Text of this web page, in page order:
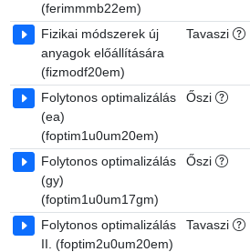
(ferimmmb22em)
Fizikai módszerek új
anyagok előállítására
(fizmodf20em)
Tavaszi
Folytonos optimalizálás
(ea)
(foptim1u0um20em)
Őszi
Folytonos optimalizálás
(gy)
(foptim1u0um17gm)
Őszi
Folytonos optimalizálás
II. (foptim2u0um20em)
Tavaszi